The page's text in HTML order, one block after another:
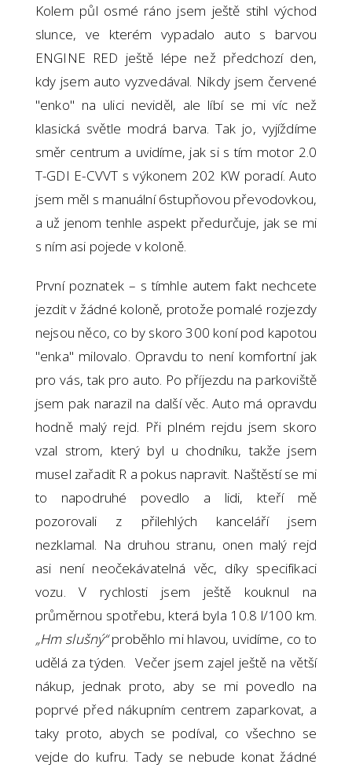
Kolem půl osmé ráno jsem ještě stihl východ
slunce, ve kterém vypadalo auto s barvou
ENGINE RED ještě lépe než předchozí den,
kdy jsem auto vyzvedával. Nikdy jsem červené
"enko" na ulici neviděl, ale líbí se mi víc než
klasická světle modrá barva. Tak jo, vyjíždíme
směr centrum a uvidíme, jak si s tím motor 2.0
T-GDI E-CVVT s výkonem 202 KW poradí. Auto
jsem měl s manuální 6stupňovou převodovkou,
a už jenom tenhle aspekt předurčuje, jak se mi
s ním asi pojede v koloně.
První poznatek – s tímhle autem fakt nechcete
jezdit v žádné koloně, protože pomalé rozjezdy
nejsou něco, co by skoro 300 koní pod kapotou
"enka" milovalo. Opravdu to není komfortní jak
pro vás, tak pro auto. Po příjezdu na parkoviště
jsem pak narazil na další věc. Auto má opravdu
hodně malý rejd. Při plném rejdu jsem skoro
vzal strom, který byl u chodníku, takže jsem
musel zařadit R a pokus napravit. Naštěstí se mi
to napodruhé povedlo a lidi, kteří mě
pozorovali z přilehlých kanceláří jsem
nezklamal. Na druhou stranu, onen malý rejd
asi není neočekávatelná věc, díky specifikaci
vozu. V rychlosti jsem ještě kouknul na
průměrnou spotřebu, která byla 10.8 l/100 km.
„Hm slušný“proběhlo mi hlavou, uvidíme, co to
udělá za týden. Večer jsem zajel ještě na větší
nákup, jednak proto, aby se mi povedlo na
poprvé před nákupním centrem zaparkovat, a
taky proto, abych se podíval, co všechno se
vejde do kufru. Tady se nebude konat žádné